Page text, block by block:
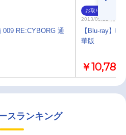
009 RE:CYBORG 通
お取り寄せ
2013/05/22 発売
【Blu-ray】
華版
￥10,780
スランキング